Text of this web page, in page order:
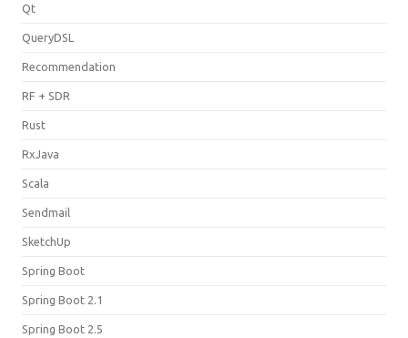
Qt
QueryDSL
Recommendation
RF + SDR
Rust
RxJava
Scala
Sendmail
SketchUp
Spring Boot
Spring Boot 2.1
Spring Boot 2.5